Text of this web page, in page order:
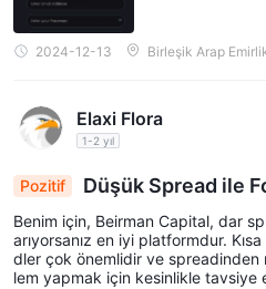
2024-12-13 Birleşik Arap
Elaxi Flora
1-2 yıl
Pozitif Düşük Spread ile
Benim için, Beirman Capital, dar
arıyorsanız en iyi platformdur.
dler çok önemlidir ve spreadinden
lem yapmak için kesinlikle tavsiye